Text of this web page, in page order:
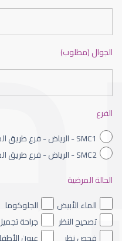
ضعف نظر الاطفال
ضعف نظر
الجوال (مطلوب)
الفرع
SMC1 - الرياض - فرع طريق الملك فهد
SMC2 - الرياض - فرع طريق الملك عبدالله
الحالة المرضية
الماء الأبيض
الجلوكوما
تصحيح النظر
جراحة